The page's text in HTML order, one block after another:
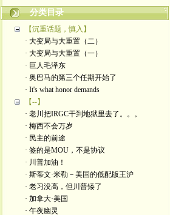
分类目录
【沉重话题，慎入】
· 大变局与大重置（二）
· 大变局与大重置（一）
· 巨人毛泽东
· 奥巴马的第三个任期开始了
· It's what honor demands
【--】
· 老川把IRGC干到地狱里去了。。。
· 梅西不会万岁
· 民主的前途
· 签的是MOU，不是协议
· 川普加油！
· 斯蒂文·米勒－美国的低配版王沪
· 老习没高，但川普矮了
· 加拿大·美国
· 午夜幽灵